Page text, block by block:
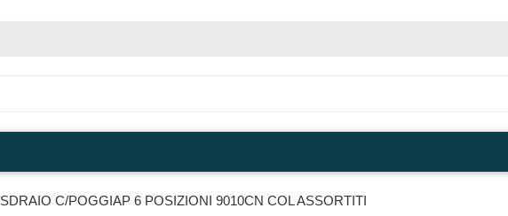
SDRAIO C/POGGIAP 6 POSIZIONI 9010CN COL ASSORTITI